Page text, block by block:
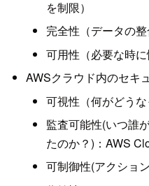
を制限）
完全性（データの整
可用性（必要な時に
AWSクラウド内のセキ
可視性（何がどう
監査可能性(いつ誰
たのか？)：AWS
可制御性(アクショ